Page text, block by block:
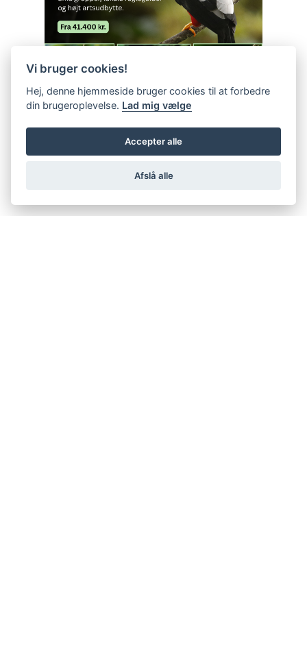
Vi bruger cookies!
Hej, denne hjemmeside bruger cookies til at forbedre
din brugeroplevelse. Lad mig vælge
Accepter alle
Afslå alle